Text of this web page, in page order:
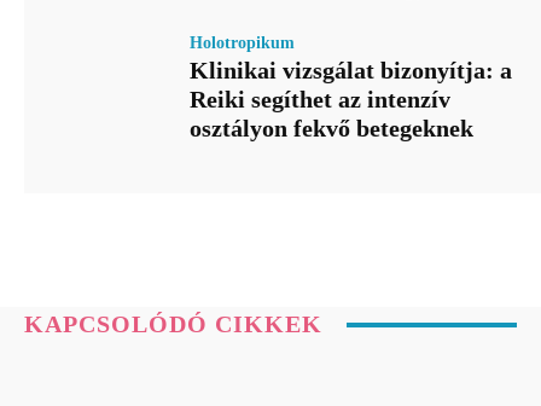
Holotropikum
Klinikai vizsgálat bizonyítja: a
Reiki segíthet az intenzív
osztályon fekvő betegeknek
KAPCSOLÓDÓ CIKKEK